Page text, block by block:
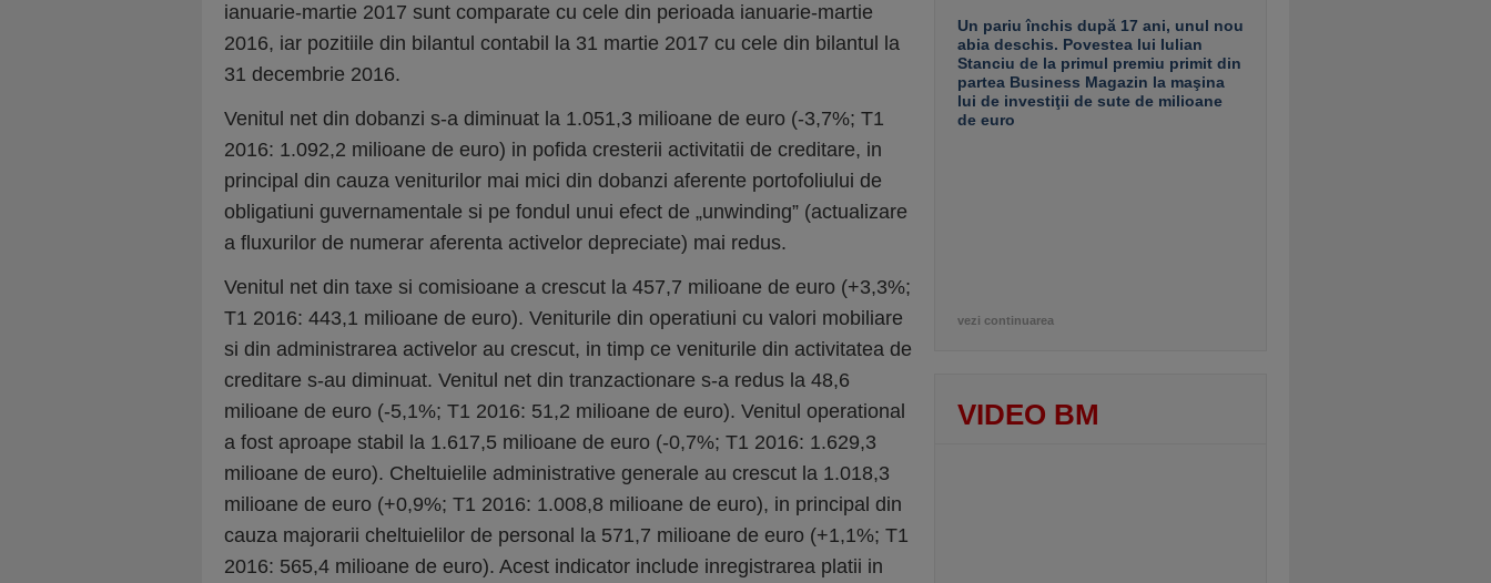
ianuarie-martie 2017 sunt comparate cu cele din perioada ianuarie-martie
2016, iar pozitiile din bilantul contabil la 31 martie 2017 cu cele din bilantul la
31 decembrie 2016.
Venitul net din dobanzi s-a diminuat la 1.051,3 milioane de euro (-3,7%; T1
2016: 1.092,2 milioane de euro) in pofida cresterii activitatii de creditare, in
principal din cauza veniturilor mai mici din dobanzi aferente portofoliului de
obligatiuni guvernamentale si pe fondul unui efect de „unwinding” (actualizare
a fluxurilor de numerar aferenta activelor depreciate) mai redus.
Venitul net din taxe si comisioane a crescut la 457,7 milioane de euro (+3,3%;
T1 2016: 443,1 milioane de euro). Veniturile din operatiuni cu valori mobiliare
si din administrarea activelor au crescut, in timp ce veniturile din activitatea de
creditare s-au diminuat. Venitul net din tranzactionare s-a redus la 48,6
milioane de euro (-5,1%; T1 2016: 51,2 milioane de euro). Venitul operational
a fost aproape stabil la 1.617,5 milioane de euro (-0,7%; T1 2016: 1.629,3
milioane de euro). Cheltuielile administrative generale au crescut la 1.018,3
milioane de euro (+0,9%; T1 2016: 1.008,8 milioane de euro), in principal din
cauza majorarii cheltuielilor de personal la 571,7 milioane de euro (+1,1%; T1
2016: 565,4 milioane de euro). Acest indicator include inregistrarea platii in
Un pariu închis după 17 ani, unul nou
abia deschis. Povestea lui Iulian
Stanciu de la primul premiu primit din
partea Business Magazin la maşina
lui de investiţii de sute de milioane
de euro
vezi continuarea
VIDEO BM